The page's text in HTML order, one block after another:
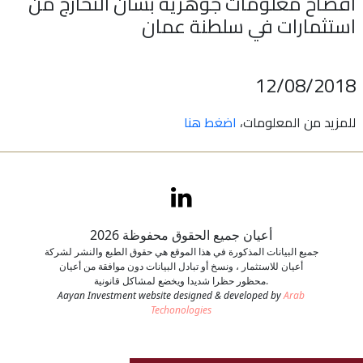
استثمارات في سلطنة عمان
12/08/2018
للمزيد من المعلومات، اضغط هنا
أعيان جميع الحقوق محفوظة 2026
جميع البيانات المذكورة في هذا الموقع هي حقوق الطبع والنشر لشركة
أعيان للاستثمار ، ونسخ أو تبادل البيانات دون موافقة من أعيان
محظور حظرا شديدا ويخضع لمشاكل قانونية.
Aayan Investment website designed & developed byArab
Techonologies
اتصل بنا
طلب وظيفة